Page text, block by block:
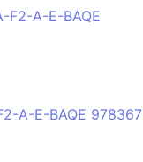
A-E-BAQE